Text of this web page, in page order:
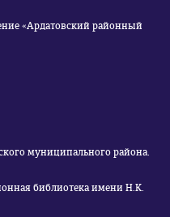
муниципального района.
библиотека имени Н.К.